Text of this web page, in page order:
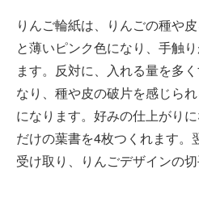
りんご輪紙は、りんごの種や
と薄いピンク色になり、手触
ます。反対に、入れる量を多
なり、種や皮の破片を感じら
になります。好みの仕上がり
だけの葉書を4枚つくれます。
受け取り、りんごデザインの切